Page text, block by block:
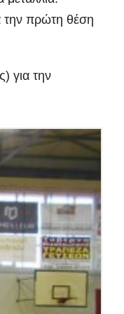
την πρώτη θέση
για την